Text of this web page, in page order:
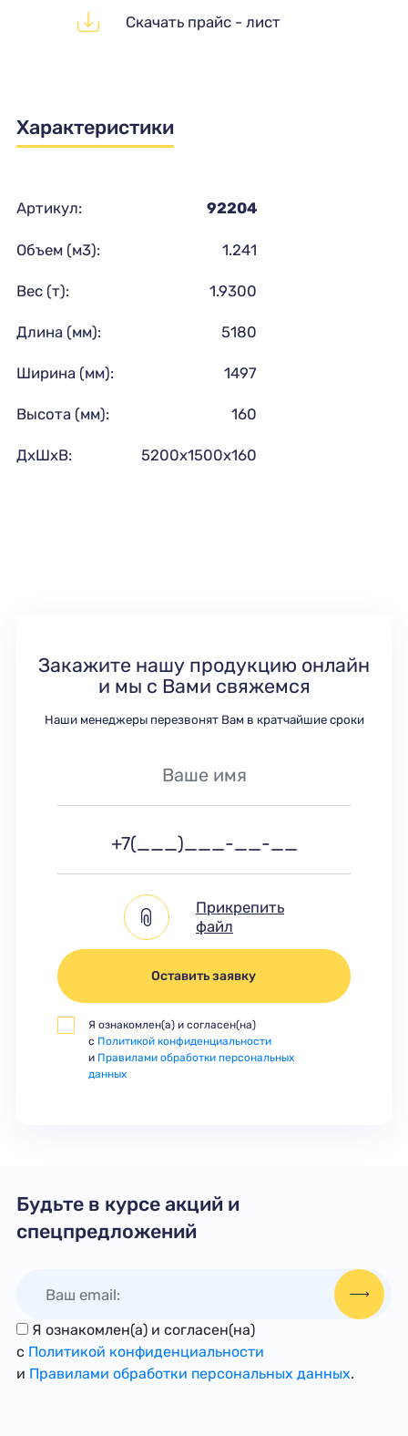
Скачать прайс - лист
Характеристики
Артикул: 92204
Объем (м3): 1.241
Вес (т): 1.9300
Длина (мм): 5180
Ширина (мм): 1497
Высота (мм): 160
ДхШхВ: 5200х1500х160
Закажите нашу продукцию онлайн
и мы с Вами свяжемся
Наши менеджеры перезвонят Вам в кратчайшие сроки
Прикрепить
файл
Оставить заявку
Я ознакомлен(а) и согласен(на)
с Политикой конфиденциальности
и Правилами обработки персональных
данных
Будьте в курсе акций и
спецпредложений
Я ознакомлен(а) и согласен(на)
с Политикой конфиденциальности
и Правилами обработки персональных данных.